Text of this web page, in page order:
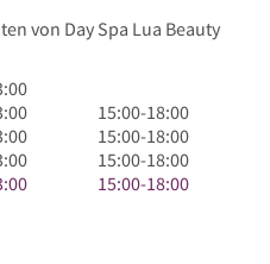
von Day Spa Lua Beauty
15
Uhr
bis
18
15:00-18:00
15
Uhr
bis
15:00-18:00
15
Uhr
15:00-18:00
15
15:00-18:00